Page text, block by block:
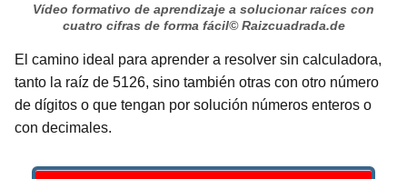
Vídeo formativo de aprendizaje a solucionar raíces con
cuatro cifras de forma fácil© Raizcuadrada.de
El camino ideal para aprender a resolver sin calculadora,
tanto la raíz de 5126, sino también otras con otro número
de dígitos o que tengan por solución números enteros o
con decimales.